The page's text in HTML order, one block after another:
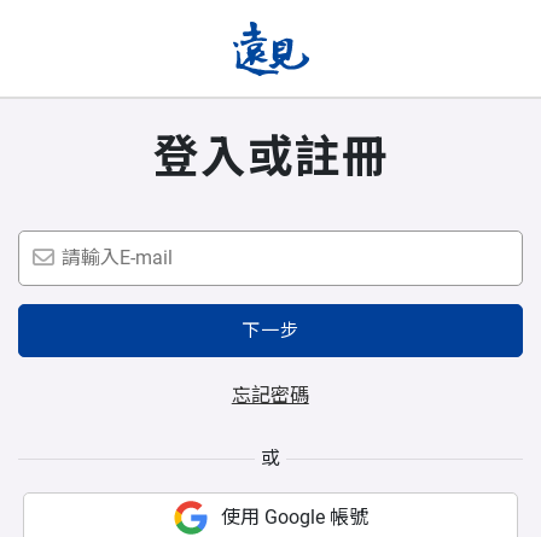
登入或註冊
下一步
忘記密碼
或
使用 Google 帳號